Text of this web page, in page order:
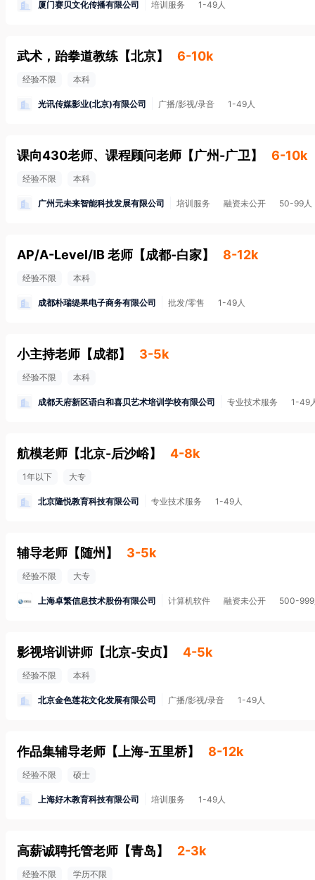
厦门赛贝文化传播有限公司 培训服务 1-49人
武术，跆拳道教练 【北京】 6-10k
经验不限 本科
光讯传媒影业(北京)有限公司 广播/影视/录音 1-49人
课向430老师、课程顾问老师 【广州-广卫 】 6-10k
经验不限 本科
广州元未来智能科技发展有限公司 培训服务 融资未公开 50-99人
AP/A-Level/IB 老师 【成都-白家】 8-12k
经验不限 本科
成都朴瑞缇果电子商务有限公司 批发/零售 1-49人
小主持老师 【成都】 3-5k
经验不限 本科
成都天府新区语白和喜贝艺术培训学校有限公司 专业技术服务 1-49
航模老师 【北京-后沙峪】 4-8k
1年以下 大专
北京隆悦教育科技有限公司 专业技术服务 1-49人
辅导老师 【随州 】 3-5k
经验不限 大专
上海卓繁信息技术股份有限公司 计算机软件 融资未公开 500-
影视培训讲师 【北京-安贞】 4-5k
经验不限 本科
北京金色莲花文化发展有限公司 广播/影视/录音 1-49人
作品集辅导老师 【 上海-五里桥】 8-12k
经验不限 硕士
上海好木教育科技有限公司 培训服务 1-49人
高薪诚聘托管老师 【青岛】 2-3k
经验不限 学历不限